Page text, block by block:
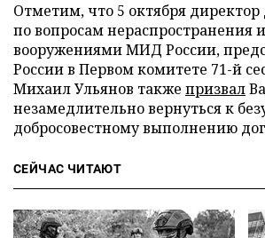
Отметим, что 5 октября
по вопросам нераспространения
вооружениями МИД России,
России в Первом комитете 71-й
Михаил Ульянов также призвал
незамедлительно вернуться к
добросовестному выполнению
СЕЙЧАС ЧИТАЮТ